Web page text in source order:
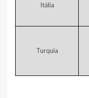
Itália
Turquia